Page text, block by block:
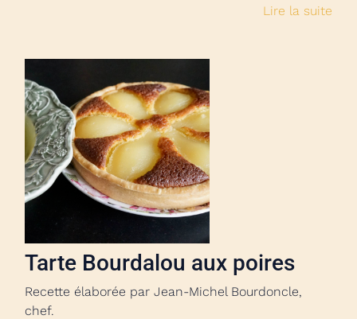
Lire la suite
Tarte Bourdalou aux poires
Recette élaborée par Jean-Michel Bourdoncle,
chef.